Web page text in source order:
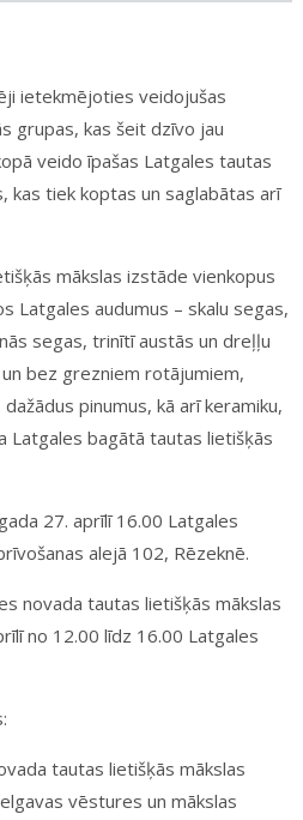
ietekmējoties veidojušas
grupas, kas šeit dzīvo jau
veido īpašas Latgales tautas
kas tiek koptas un saglabātas arī
mākslas izstāde vienkopus
Latgales audumus – skalu segas,
segas, trinītī austās un dreļļu
bez grezniem rotājumiem,
pinumus, kā arī keramiku,
Latgales bagātā tautas lietišķās
27. aprīlī 16.00 Latgales
alejā 102, Rēzeknē.
novada tautas lietišķās mākslas
no 12.00 līdz 16.00 Latgales
tautas lietišķās mākslas
vēstures un mākslas